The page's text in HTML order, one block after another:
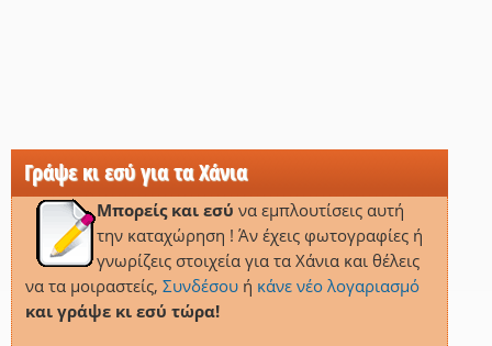
Γράψε κι εσύ για τα Χάνια
Μπορείς και εσύ να εμπλουτίσεις αυτή
την καταχώρηση ! Άν έχεις φωτογραφίες ή
γνωρίζεις στοιχεία για τα Χάνια και θέλεις
να τα μοιραστείς, Συνδέσουή κάνε νέο λογαριασμό
και γράψε κι εσύ τώρα!